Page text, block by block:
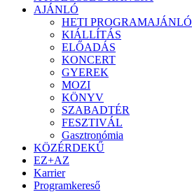
AJÁNLÓ
HETI PROGRAMAJÁNLÓ
KIÁLLÍTÁS
ELŐADÁS
KONCERT
GYEREK
MOZI
KÖNYV
SZABADTÉR
FESZTIVÁL
Gasztronómia
KÖZÉRDEKŰ
EZ+AZ
Karrier
Programkereső